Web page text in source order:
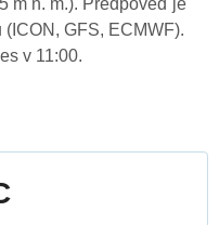
m n. m.). Předpověď je
GFS, ECMWF).
v 11:00.